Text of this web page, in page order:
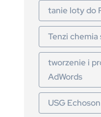
tanie loty do
Tenzi chemia
tworzenie i
AdWords
USG Echoson